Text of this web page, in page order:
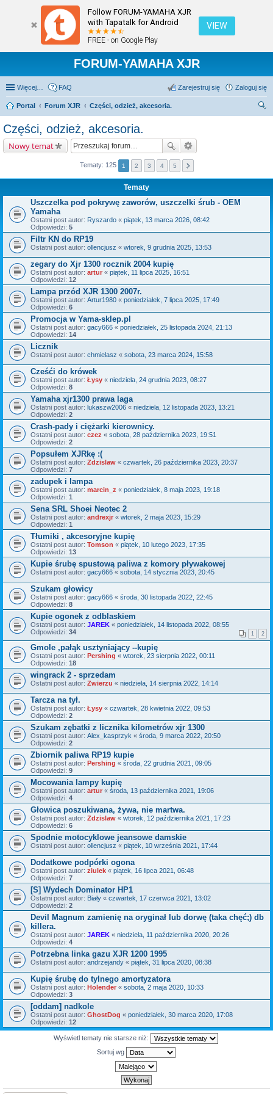
Follow FORUM-YAMAHA XJR
with Tapatalk for Android
FREE - on Google Play
VIEW
FORUM-YAMAHA XJR
Więcej… FAQ Zaloguj się
Zarejestruj się
Portal Forum XJR
Części, odzież, akcesoria.
Części, odzież, akcesoria.
Nowy temat
Tematy: 125 1 2 3 4 5
Tematy
Uszczelka pod pokrywę zaworów, uszczelki śrub - OEM
Yamaha
Ostatni post autor: Ryszardo « piątek, 13 marca 2026, 08:42
Odpowiedzi: 5
Filtr KN do RP19
Ostatni post autor: ollencjusz « wtorek, 9 grudnia 2025, 13:53
zegary do Xjr 1300 rocznik 2004 kupię
Ostatni post autor: artur « piątek, 11 lipca 2025, 16:51
Odpowiedzi: 12
Lampa przód XJR 1300 2007r.
Ostatni post autor: Artur1980 « poniedziałek, 7 lipca 2025, 17:49
Odpowiedzi: 6
Promocja w Yama-sklep.pl
Ostatni post autor: gacy666 « poniedziałek, 25 listopada 2024, 21:13
Odpowiedzi: 14
Licznik
Ostatni post autor: chmielasz « sobota, 23 marca 2024, 15:58
Cześći do krówek
Ostatni post autor: Łysy « niedziela, 24 grudnia 2023, 08:27
Odpowiedzi: 8
Yamaha xjr1300 prawa laga
Ostatni post autor: lukaszw2006 « niedziela, 12 listopada 2023, 13:21
Odpowiedzi: 2
Crash-pady i ciężarki kierownicy.
Ostatni post autor: czez « sobota, 28 października 2023, 19:51
Odpowiedzi: 2
Popsułem XJRkę :(
Ostatni post autor: Zdzislaw « czwartek, 26 października 2023, 20:37
Odpowiedzi: 7
zadupek i lampa
Ostatni post autor: marcin_z « poniedziałek, 8 maja 2023, 19:18
Odpowiedzi: 1
Sena SRL Shoei Neotec 2
Ostatni post autor: andrexjr « wtorek, 2 maja 2023, 15:29
Odpowiedzi: 1
Tłumiki , akcesoryjne kupię
Ostatni post autor: Tomson « piątek, 10 lutego 2023, 17:35
Odpowiedzi: 13
Kupie śrubę spustową paliwa z komory pływakowej
Ostatni post autor: gacy666 « sobota, 14 stycznia 2023, 20:45
Szukam głowicy
Ostatni post autor: gacy666 « środa, 30 listopada 2022, 22:45
Odpowiedzi: 8
Kupie ogonek z odblaskiem
Ostatni post autor: JAREK « poniedziałek, 14 listopada 2022, 08:55
Odpowiedzi: 34 1 2
Gmole ,pałąk usztyniający --kupię
Ostatni post autor: Pershing « wtorek, 23 sierpnia 2022, 00:11
Odpowiedzi: 18
wingrack 2 - sprzedam
Ostatni post autor: Zwierzu « niedziela, 14 sierpnia 2022, 14:14
Tarcza na tył.
Ostatni post autor: Łysy « czwartek, 28 kwietnia 2022, 09:53
Odpowiedzi: 2
Szukam zębatki z licznika kilometrów xjr 1300
Ostatni post autor: Alex_kasprzyk « środa, 9 marca 2022, 20:50
Odpowiedzi: 2
Zbiornik paliwa RP19 kupie
Ostatni post autor: Pershing « środa, 22 grudnia 2021, 09:05
Odpowiedzi: 9
Mocowania lampy kupię
Ostatni post autor: artur « środa, 13 października 2021, 19:06
Odpowiedzi: 4
Głowica poszukiwana, żywa, nie martwa.
Ostatni post autor: Zdzislaw « wtorek, 12 października 2021, 17:23
Odpowiedzi: 6
Spodnie motocyklowe jeansowe damskie
Ostatni post autor: ollencjusz « piątek, 10 września 2021, 17:44
Dodatkowe podpórki ogona
Ostatni post autor: ziulek « piątek, 16 lipca 2021, 06:48
Odpowiedzi: 7
[S] Wydech Dominator HP1
Ostatni post autor: Biały « czwartek, 17 czerwca 2021, 13:02
Odpowiedzi: 2
Devil Magnum zamienię na oryginał lub dorwę (taka chęć;) db
killera.
Ostatni post autor: JAREK « niedziela, 11 października 2020, 20:26
Odpowiedzi: 4
Potrzebna linka gazu XJR 1200 1995
Ostatni post autor: andrzejandy « piątek, 31 lipca 2020, 08:38
Kupię śrubę do tylnego amortyzatora
Ostatni post autor: Holender « sobota, 2 maja 2020, 10:33
Odpowiedzi: 3
[oddam] nadkole
Ostatni post autor: GhostDog « poniedziałek, 30 marca 2020, 17:08
Odpowiedzi: 12
Wyświetl tematy nie starsze niż:
Sortuj wg